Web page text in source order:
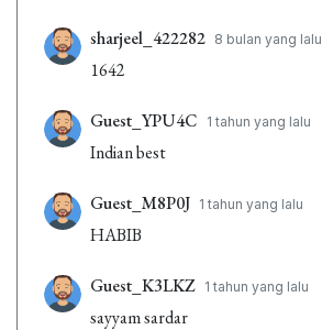
sharjeel_422282 8 bulan yang lalu
1642
Guest_YPU4C 1 tahun yang lalu
Indian best
Guest_M8P0J 1 tahun yang lalu
HABIB
Guest_K3LKZ 1 tahun yang lalu
sayyam sardar